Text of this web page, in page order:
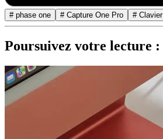
# phase one # Capture One Pro # Clavier
Poursuivez votre lecture :